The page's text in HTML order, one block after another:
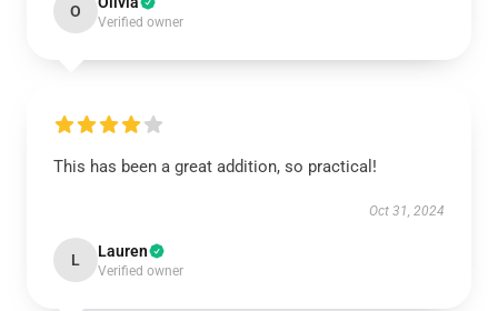
O
Verified owner
This has been a great addition, so practical!
Oct 31, 2024
L Lauren
Verified owner